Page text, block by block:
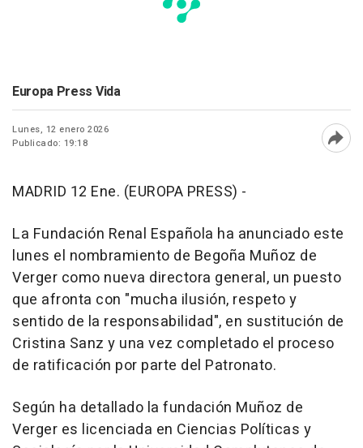
Europa Press Vida
Lunes, 12 enero 2026
Publicado: 19:18
MADRID 12 Ene. (EUROPA PRESS) -
La Fundación Renal Española ha anunciado este
lunes el nombramiento de Begoña Muñoz de
Verger como nueva directora general, un puesto
que afronta con "mucha ilusión, respeto y
sentido de la responsabilidad", en sustitución de
Cristina Sanz y una vez completado el proceso
de ratificación por parte del Patronato.
Según ha detallado la fundación Muñoz de
Verger es licenciada en Ciencias Políticas y